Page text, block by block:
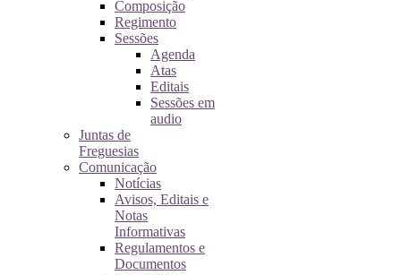
Composição
Regimento
Sessões
Agenda
Atas
Editais
Sessões em
audio
Juntas de
Freguesias
Comunicação
Notícias
Avisos, Editais e
Notas
Informativas
Regulamentos e
Documentos